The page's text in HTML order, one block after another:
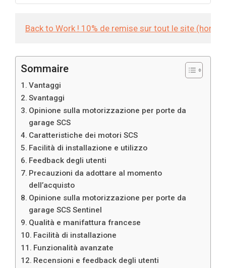
Back to Work ! 10% de remise sur tout le site (hors
Sommaire
Vantaggi
Svantaggi
Opinione sulla motorizzazione per porte da
garage SCS
Caratteristiche dei motori SCS
Facilità di installazione e utilizzo
Feedback degli utenti
Precauzioni da adottare al momento
dell’acquisto
Opinione sulla motorizzazione per porte da
garage SCS Sentinel
Qualità e manifattura francese
Facilità di installazione
Funzionalità avanzate
Recensioni e feedback degli utenti